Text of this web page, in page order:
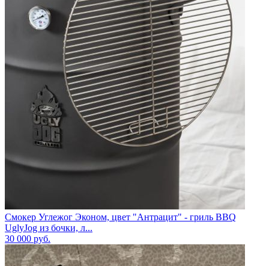
Смокер Углежог Эконом, цвет "Антрацит" - гриль BBQ
UglyJog из бочки, л...
30 000 руб.